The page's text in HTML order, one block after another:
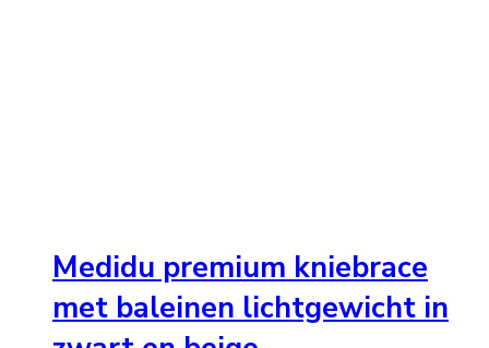
Medidu premium kniebrace
met baleinen lichtgewicht in